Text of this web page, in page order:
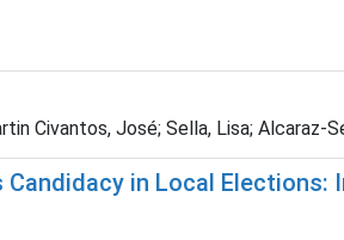
Civantos, José; Sella, Lisa; Alcaraz-
in Local Elections: